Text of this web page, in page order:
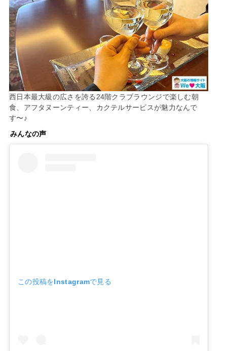
西日本最大級の広さを誇る24階クラブラウンジで楽しむ朝
食、アフタヌーンティー、カクテルサービスが魅力なんで
す〜♪
みんなの声
この投稿をInstagramで見る